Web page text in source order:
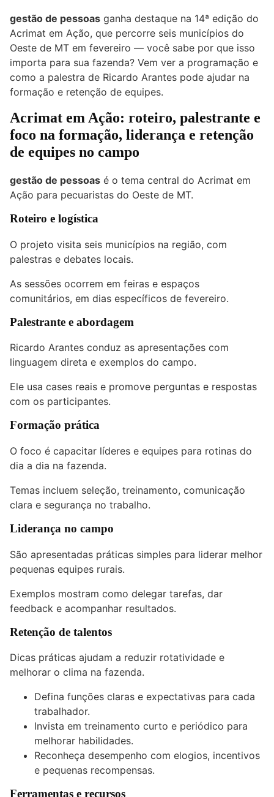
gestão de pessoas ganha destaque na 14ª edição do
Acrimat em Ação, que percorre seis municípios do
Oeste de MT em fevereiro — você sabe por que isso
importa para sua fazenda? Vem ver a programação e
como a palestra de Ricardo Arantes pode ajudar na
formação e retenção de equipes.
Acrimat em Ação: roteiro, palestrante e
foco na formação, liderança e retenção
de equipes no campo
gestão de pessoas é o tema central do Acrimat em
Ação para pecuaristas do Oeste de MT.
Roteiro e logística
O projeto visita seis municípios na região, com
palestras e debates locais.
As sessões ocorrem em feiras e espaços
comunitários, em dias específicos de fevereiro.
Palestrante e abordagem
Ricardo Arantes conduz as apresentações com
linguagem direta e exemplos do campo.
Ele usa cases reais e promove perguntas e respostas
com os participantes.
Formação prática
O foco é capacitar líderes e equipes para rotinas do
dia a dia na fazenda.
Temas incluem seleção, treinamento, comunicação
clara e segurança no trabalho.
Liderança no campo
São apresentadas práticas simples para liderar melhor
pequenas equipes rurais.
Exemplos mostram como delegar tarefas, dar
feedback e acompanhar resultados.
Retenção de talentos
Dicas práticas ajudam a reduzir rotatividade e
melhorar o clima na fazenda.
Defina funções claras e expectativas para cada
trabalhador.
Invista em treinamento curto e periódico para
melhorar habilidades.
Reconheça desempenho com elogios, incentivos
e pequenas recompensas.
Ferramentas e recursos